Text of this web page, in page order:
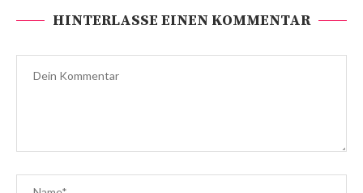
HINTERLASSE EINEN KOMMENTAR